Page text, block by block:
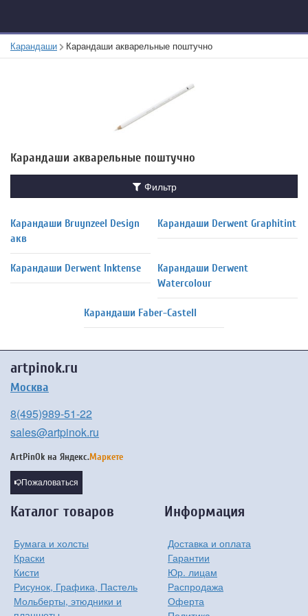
Карандаши Карандаши акварельные поштучно
Карандаши акварельные поштучно
Фильтр
Карандаши Bruynzeel Design
акв
Карандаши Derwent Graphitint
Карандаши Derwent Inktense
Карандаши Derwent
Watercolour
Карандаши Faber-Castell
artpinok.ru
Москва
8(495)989-51-22
sales@artpinok.ru
ArtPinOk на Яндекс.Маркете
Пожаловаться
Каталог товаров
Бумага и холсты
Краски
Кисти
Рисунок, Графика, Пастель
Мольберты, этюдники и
Информация
Доставка и оплата
Гарантии
Юр. лицам
Распродажа
Оферта